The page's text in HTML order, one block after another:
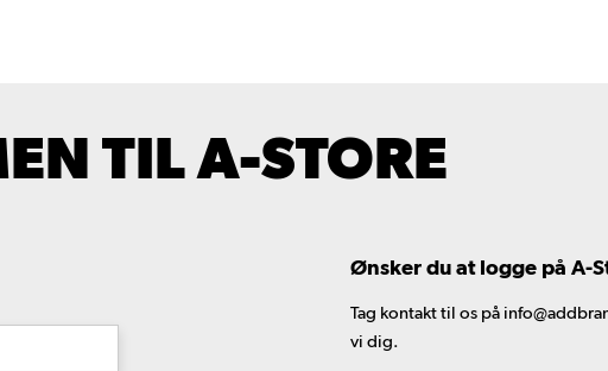
TIL A-STORE
Ønsker du at logge på A-
Tag kontakt til os på
vi dig.